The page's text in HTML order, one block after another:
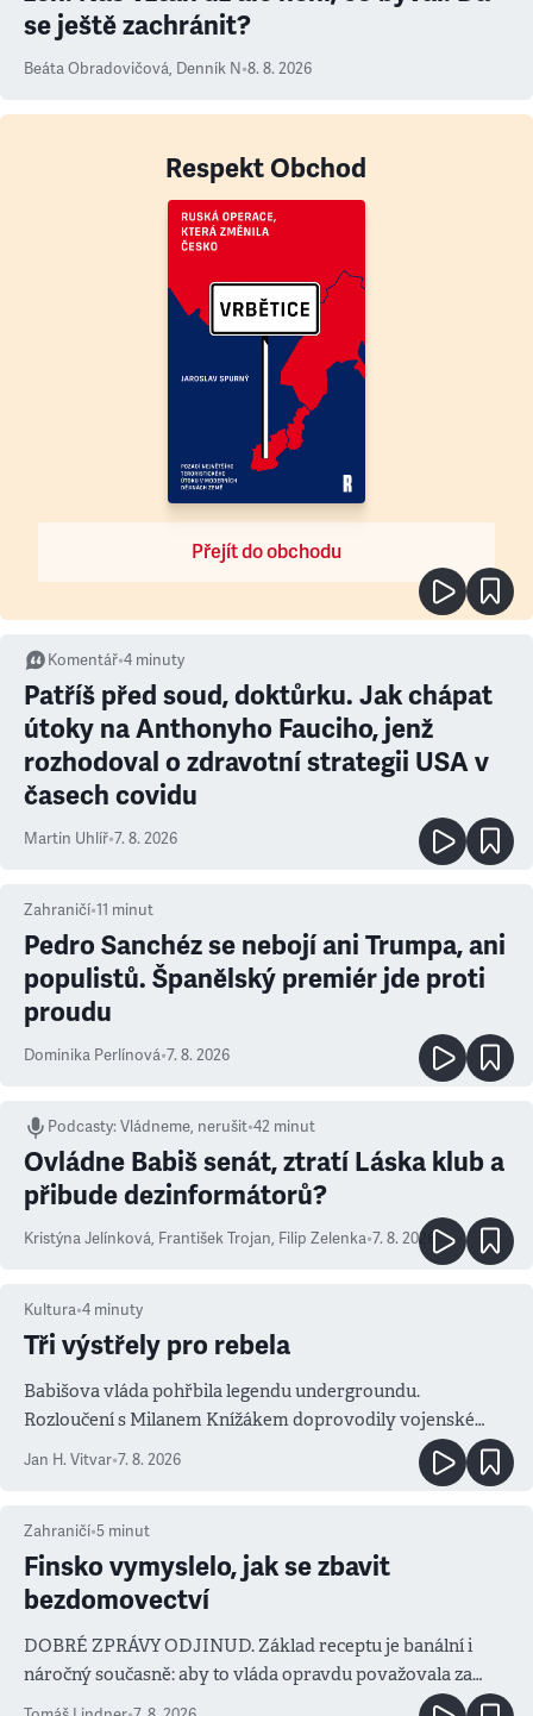
se ještě zachránit?
Beáta Obradovičová, Denník N•8. 8. 2026
Respekt Obchod
Přejít do obchodu
Komentář•4 minuty
Patříš před soud, doktůrku. Jak chápat
útoky na Anthonyho Fauciho, jenž
rozhodoval o zdravotní strategii USA v
časech covidu
Martin Uhlíř•7. 8. 2026
Zahraničí•11 minut
Pedro Sanchéz se nebojí ani Trumpa, ani
populistů. Španělský premiér jde proti
proudu
Dominika Perlínová•7. 8. 2026
Podcasty:Vládneme, nerušit•42 minut
Ovládne Babiš senát, ztratí Láska klub a
přibude dezinformátorů?
Kristýna Jelínková, František Trojan, Filip Zelenka•7. 8. 2026
Kultura•4 minuty
Tři výstřely pro rebela
Babišova vláda pohřbila legendu undergroundu.
Rozloučení s Milanem Knížákem doprovodily vojenské
salvy i kritika pokrokářů
Jan H. Vitvar•7. 8. 2026
Zahraničí•5 minut
Finsko vymyslelo, jak se zbavit
bezdomovectví
DOBRÉ ZPRÁVY ODJINUD. Základ receptu je banální i
náročný současně: aby to vláda opravdu považovala za
prioritu